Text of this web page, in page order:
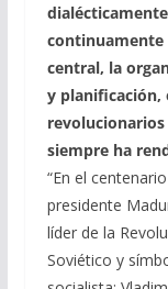
central, la
y planificación,
siempre ha
“En el
presidente
líder de la
Soviético y